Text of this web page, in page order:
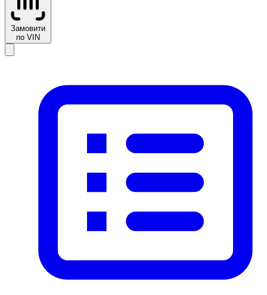
Замовити
по VIN